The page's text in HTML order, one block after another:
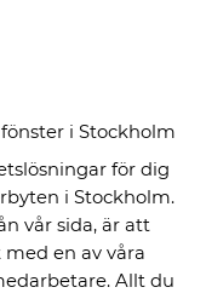
i Stockholm
för dig
i Stockholm.
vår sida, är att
en av våra
Allt du